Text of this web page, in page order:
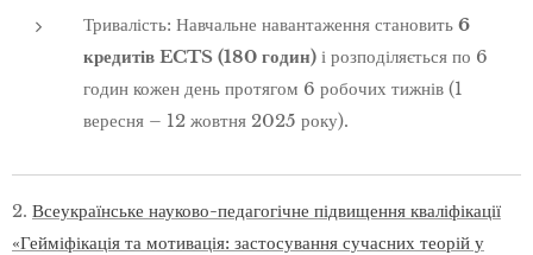
Тривалість: Навчальне навантаження становить 6
кредитів ECTS (180 годин) і розподіляється по 6
годин кожен день протягом 6 робочих тижнів (1
вересня – 12 жовтня 2025 року).
2. Всеукраїнське науково-педагогічне підвищення кваліфікації
«Гейміфікація та мотивація: застосування сучасних теорій у